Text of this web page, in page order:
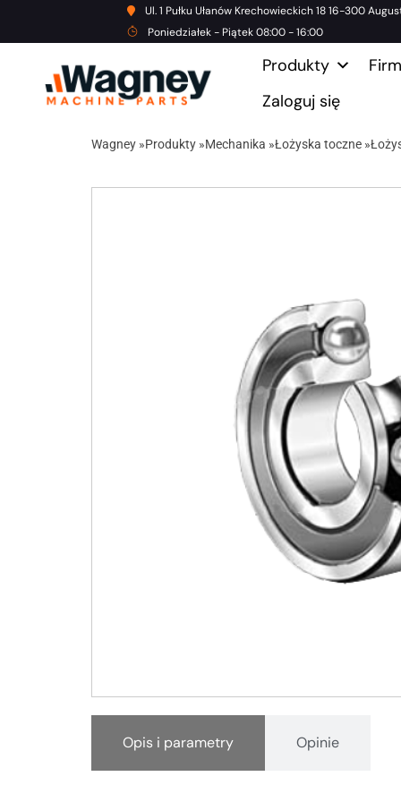
Ul. 1 Pułku Ułanów Krechowieckich 18 16-300
Poniedziałek - Piątek 08:00 - 16:00
Produkty
Zaloguj się
Wagney »Produkty »Mechanika »Łożyska toczne »
Opis i parametry Opinie